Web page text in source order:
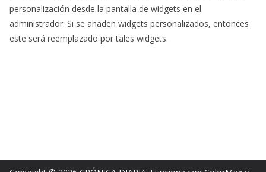
personalización desde la pantalla de widgets en el
administrador. Si se añaden widgets personalizados, entonces
este será reemplazado por tales widgets.